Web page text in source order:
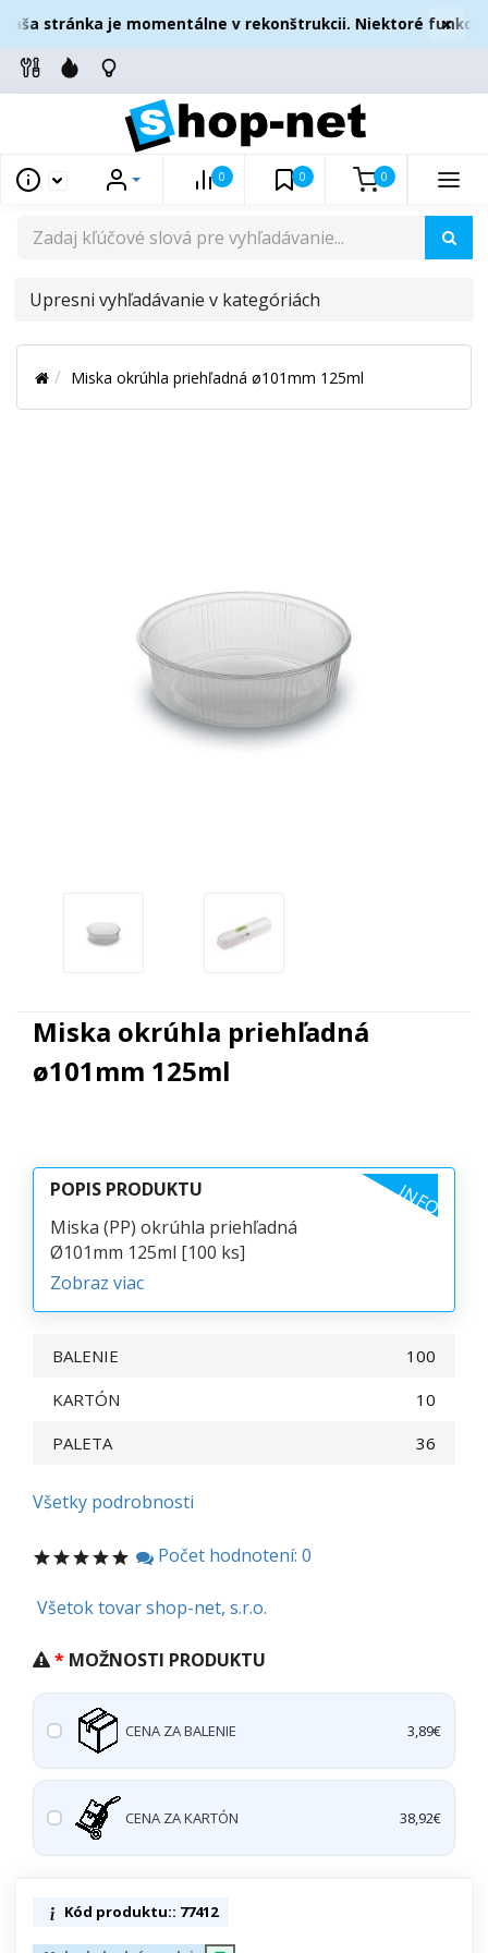
stránka je momentálne v rekonštrukcii. Niektoré funkcie
×
0 0 0
UPRESNI
V
KATEGÓRIÁCH
Miska okrúhla priehľadná ø101mm 125ml
Miska okrúhla priehľadná
ø101mm 125ml
POPIS PRODUKTU INFO
Miska (PP) okrúhla priehľadná
Ø101mm 125ml [100 ks]
Zobraz viac
BALENIE
100
KARTÓN
10
PALETA
36
Všetky podrobnosti
Počet hodnotení: 0
Všetok tovar shop-net, s.r.o.
MOŽNOSTI PRODUKTU
CENA ZA BALENIE 3,89€
CENA ZA KARTÓN 38,92€
Kód produktu:: 77412